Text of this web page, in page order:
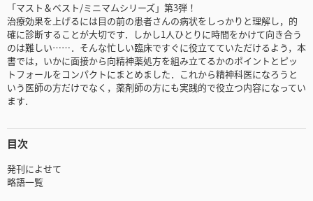
「マスト＆ベスト/ミニマムシリーズ」第3弾！
治療効果を上げるには目の前の患者さんの病状をしっかりと理解し，的
確に診断することが大切です．しかし1人ひとりに時間をかけて向き合う
のは難しい……．そんな忙しい臨床ですぐに役立てていただけるよう，本
書では，いかに面接から向精神薬処方を組み立てるかのポイントとピッ
トフォールをコンパクトにまとめました．これから精神科医になろうと
いう医師の方だけでなく，薬剤師の方にも実践的で役立つ内容になってい
ます．
目次
発刊によせて
略語一覧